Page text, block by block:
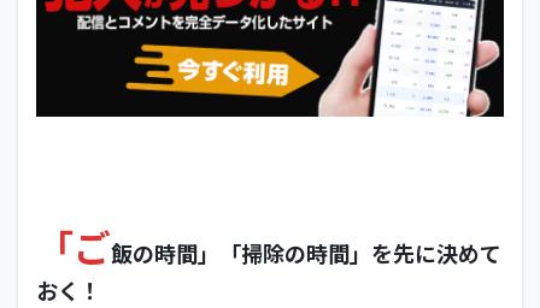
「ご飯の時間」「掃除の時間」を先に決めて
おく！